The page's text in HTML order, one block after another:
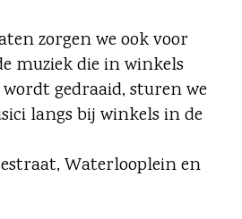
zorgen we ook voor
muziek die in winkels
gedraaid, sturen we
langs bij winkels in de
Waterlooplein en